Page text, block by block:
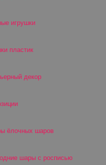
игрушки
пластик
декор
ёлочных шаров
шары с росписью